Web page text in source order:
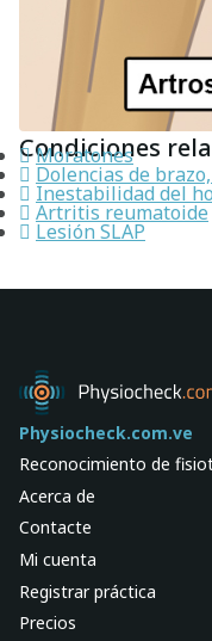
Condiciones
Moratones
Dolencias de
Inestabilidad del
Artritis reumatoide
Lesión SLAP
Physiocheck.com.ve
Reconocimiento de
Acerca de
Contacte
Mi cuenta
Registrar práctica
Precios